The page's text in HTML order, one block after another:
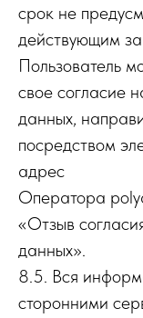
срок не
действующим
Пользователь
свое согласие
данных,
посредством
адрес
Оператора
«Отзыв
данных».
8.5. Вся
сторонними